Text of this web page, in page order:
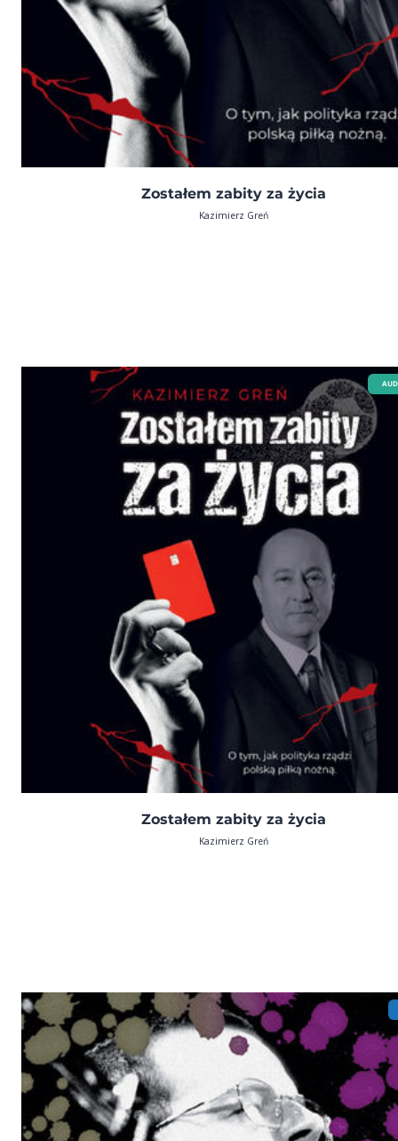
Zostałem zabity za życia
Kazimierz Greń
Zostałem zabity za życia
Kazimierz Greń